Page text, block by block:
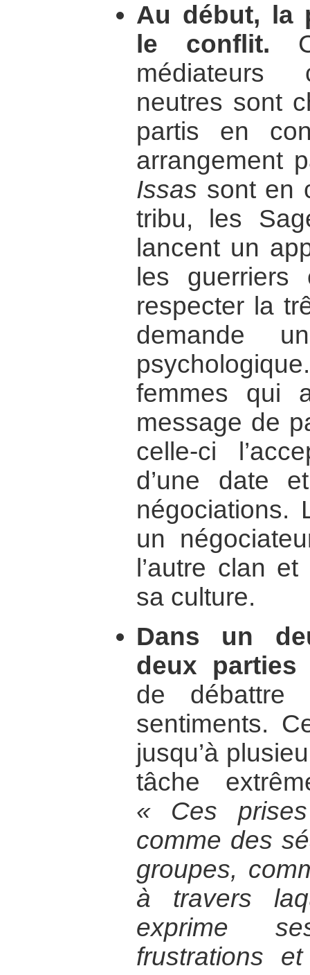
Au début, la
le conflit.
médiateurs
neutres sont
partis en
arrangement
Issas sont en
tribu, les
lancent un
les
respecter la
demande
femmes qui
message de
celle-ci
d’une date
négociations.
un
l’autre clan
sa culture.
Dans un
deux parties
de débattre
sentiments.
jusqu’à
tâche
« Ces
comme des
groupes,
à travers
exprime
frustrations